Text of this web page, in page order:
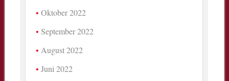
Oktober 2022
September 2022
August 2022
Juni 2022